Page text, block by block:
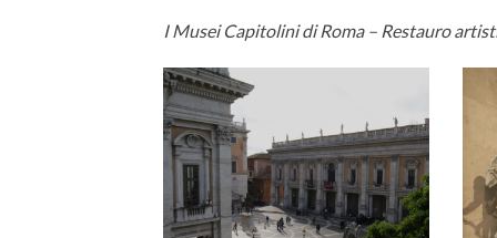
I Musei Capitolini di Roma – Restauro